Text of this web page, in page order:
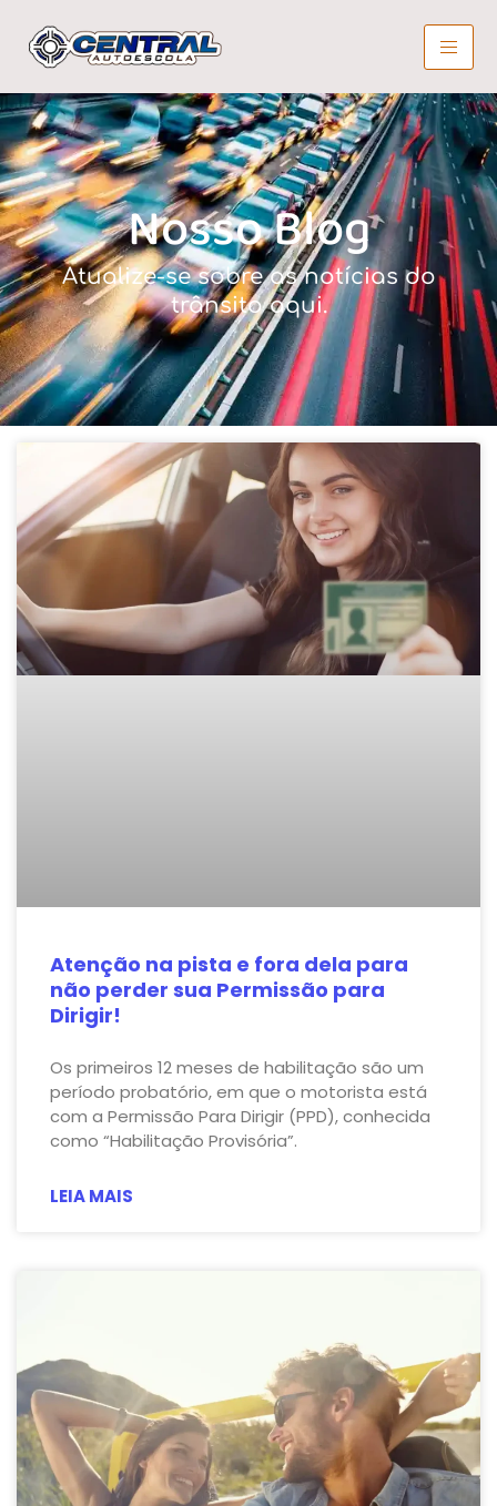
Nosso Blog
Atualize-se sobre as notícias do
trânsito aqui.
Atenção na pista e fora dela para
não perder sua Permissão para
Dirigir!
Os primeiros 12 meses de habilitação são um
período probatório, em que o motorista está
com a Permissão Para Dirigir (PPD), conhecida
como “Habilitação Provisória”.
LEIA MAIS